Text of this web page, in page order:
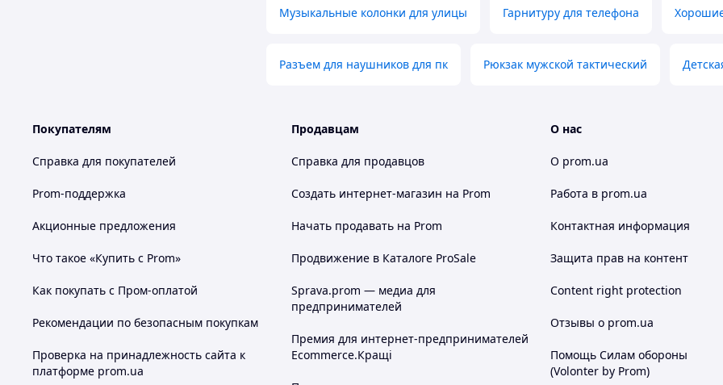
Музыкальные колонки для улицы Гарнитуру для телефона
Разъем для наушников для пк Рюкзак мужской тактический
Покупателям
Справка для покупателей
Prom-поддержка
Акционные предложения
Что такое «Купить с Prom»
Как покупать с Пром-оплатой
Рекомендации по безопасным покупкам
Проверка на принадлежность сайта к
платформе prom.ua
Продавцам
Справка для продавцов
Создать интернет-магазин на Prom
Начать продавать на Prom
Продвижение в Каталоге ProSale
Sprava.prom — медиа для
предпринимателей
Премия для интернет-предпринимателей
Ecommerce.Кращі
О нас
О prom.ua
Работа в prom.ua
Контактная информация
Защита прав на контент
Content right protection
Отзывы о prom.ua
Помощь Силам обороны
(Volonter by Prom)